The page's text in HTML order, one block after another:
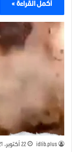
أكمل القراءة »
idlib.plus 22 أكتوبر، 2021